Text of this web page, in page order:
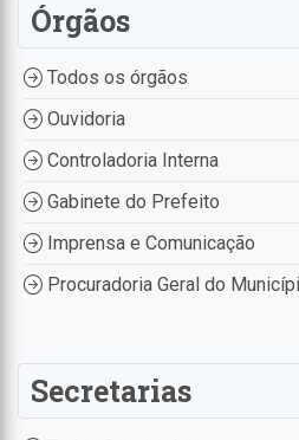
Órgãos
Todos os órgãos
Ouvidoria
Controladoria Interna
Gabinete do Prefeito
Imprensa e Comunicação
Procuradoria Geral do
Secretarias